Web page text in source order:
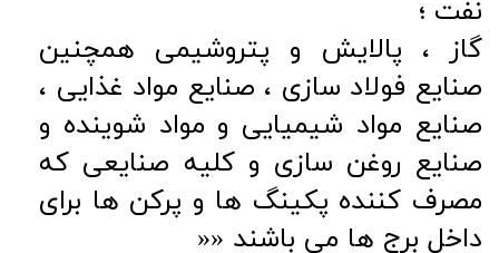
نفت ؛
گاز ، پالایش و پتروشیمی همچنین
صنایع فولاد سازی ، صنایع مواد غذایی ،
صنایع مواد شیمیایی و مواد شوینده و
صنایع روغن سازی و کلیه صنایعی که
مصرف کننده پکینگ ها و پرکن ها برای
داخل برج ها می باشند ««